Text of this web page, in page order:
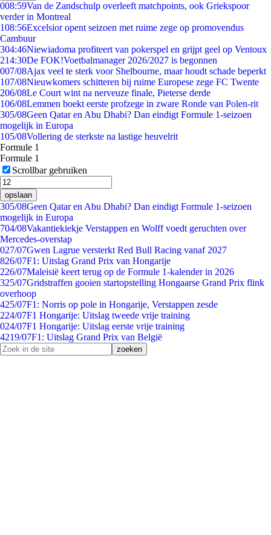
008:59Van de Zandschulp overleeft matchpoints, ook Griekspoor
verder in Montreal
108:56Excelsior opent seizoen met ruime zege op promovendus
Cambuur
304:46Niewiadoma profiteert van pokerspel en grijpt geel op Ventoux
214:30De FOK!Voetbalmanager 2026/2027 is begonnen
007/08Ajax veel te sterk voor Shelbourne, maar houdt schade beperkt
107/08Nieuwkomers schitteren bij ruime Europese zege FC Twente
206/08Le Court wint na nerveuze finale, Pieterse derde
106/08Lemmen boekt eerste profzege in zware Ronde van Polen-rit
305/08Geen Qatar en Abu Dhabi? Dan eindigt Formule 1-seizoen
mogelijk in Europa
105/08Vollering de sterkste na lastige heuvelrit
Formule 1
Formule 1
Scrollbar gebruiken
opslaan
305/08Geen Qatar en Abu Dhabi? Dan eindigt Formule 1-seizoen
mogelijk in Europa
704/08Vakantiekiekje Verstappen en Wolff voedt geruchten over
Mercedes-overstap
027/07Gwen Lagrue versterkt Red Bull Racing vanaf 2027
826/07F1: Uitslag Grand Prix van Hongarije
226/07Maleisië keert terug op de Formule 1-kalender in 2026
325/07Gridstraffen gooien startopstelling Hongaarse Grand Prix flink
overhoop
425/07F1: Norris op pole in Hongarije, Verstappen zesde
224/07F1 Hongarije: Uitslag tweede vrije training
024/07F1 Hongarije: Uitslag eerste vrije training
4219/07F1: Uitslag Grand Prix van België